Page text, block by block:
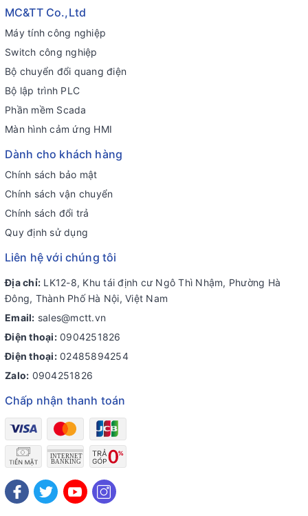
MC&TT Co.,Ltd
Máy tính công nghiệp
Switch công nghiệp
Bộ chuyển đổi quang điện
Bộ lập trình PLC
Phần mềm Scada
Màn hình cảm ứng HMI
Dành cho khách hàng
Chính sách bảo mật
Chính sách vận chuyển
Chính sách đổi trả
Quy định sử dụng
Liên hệ với chúng tôi
Địa chỉ: LK12-8, Khu tái định cư Ngô Thì Nhậm, Phường Hà
Đông, Thành Phố Hà Nội, Việt Nam
Email: sales@mctt.vn
Điện thoại: 0904251826
Điện thoại: 02485894254
Zalo: 0904251826
Chấp nhận thanh toán